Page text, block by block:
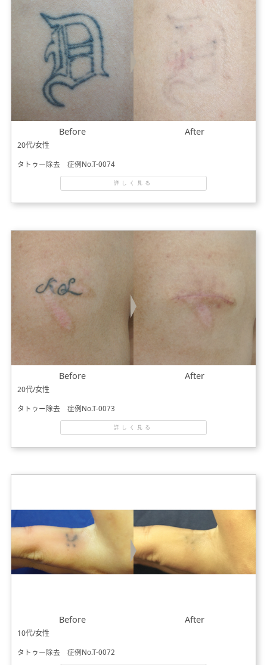
Before After
20代/女性
タトゥー除去 症例No.T-0074
詳しく見る
Before After
20代/女性
タトゥー除去 症例No.T-0073
詳しく見る
Before After
10代/女性
タトゥー除去 症例No.T-0072